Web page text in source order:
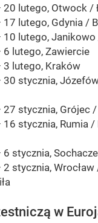
20 lutego, Otwock /
17 lutego, Gdynia /
10 lutego,
6 lutego, Zawiercie
3 lutego, Kraków
30 stycznia,
27 stycznia, Grójec
16 stycznia, Rumia
stycznia,
2 stycznia,
w